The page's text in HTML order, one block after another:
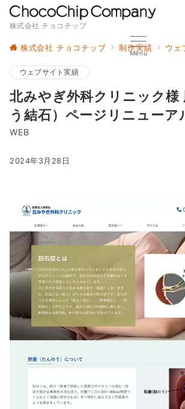
株式会社 チョコチップ
Menu
株式会社 チョコチップ 制作実績 ウェ
ウェブサイト実績
北みやぎ外科クリニック様
う結石）ページリニューア
WEB
2024年3月28日